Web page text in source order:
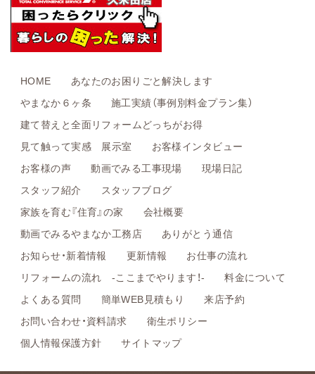
HOME
あなたのお困りごと解決します
やまなか６ヶ条
施工実績（事例別料金プラン集）
建て替えと全面リフォームどっちがお得
見て触って実感 展示室
お客様インタビュー
お客様の声
動画でみる工事現場
現場日記
スタッフ紹介
スタッフブログ
家族を育む『住育』の家
会社概要
動画でみるやまなか工務店
ありがとう通信
お知らせ・新着情報
更新情報
お仕事の流れ
リフォームの流れ -ここまでやります！-
料金について
よくある質問
簡単WEB見積もり
来店予約
お問い合わせ・資料請求
衛生ポリシー
個人情報保護方針
サイトマップ